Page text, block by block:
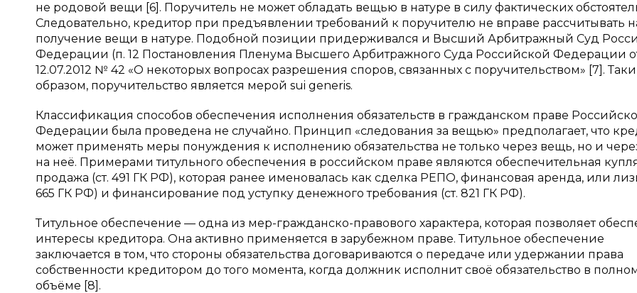
не родовой вещи [6]. Поручитель не может обладать вещью в натуре в силу фактических
Следовательно, кредитор при предъявлении требований к поручителю не вправе рассчитывать
получение вещи в натуре. Подобной позиции придерживался и Высший Арбитражный Суд
Федерации (п. 12 Постановления Пленума Высшего Арбитражного Суда Российской Федерации
12.07.2012 № 42 «О некоторых вопросах разрешения споров, связанных с поручительством» [7].
образом, поручительство является мерой sui generis.
Классификация способов обеспечения исполнения обязательств в гражданском праве
Федерации была проведена не случайно. Принцип «следования за вещью» предполагает, что
может применять меры понуждения к исполнению обязательства не только через вещь, но и
на неё. Примерами титульного обеспечения в российском праве являются обеспечительная
продажа (ст. 491 ГК РФ), которая ранее именовалась как сделка РЕПО, финансовая аренда, или
665 ГК РФ) и финансирование под уступку денежного требования (ст. 821 ГК РФ).
Титульное обеспечение — одна из мер-гражданско-правового характера, которая позволяет
интересы кредитора. Она активно применяется в зарубежном праве. Титульное обеспечение
заключается в том, что стороны обязательства договариваются о передаче или удержании права
собственности кредитором до того момента, когда должник исполнит своё обязательство в
объёме [8].